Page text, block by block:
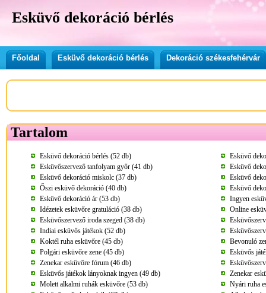
Esküvő dekoráció bérlés
Főoldal Esküvő dekoráció bérlés Dekoráció székesfehérvár
Tartalom
Esküvő dekoráció bérlés (52 db)
Esküvő
Esküvőszervező tanfolyam győr (41 db)
Esküvő
Esküvő dekoráció miskolc (37 db)
Esküvő
Őszi esküvő dekoráció (40 db)
Esküvő
Esküvő dekoráció ár (53 db)
Ingyen
Idézetek esküvőre gratuláció (38 db)
Online
Esküvőszervező iroda szeged (38 db)
Indiai esküvős játékok (52 db)
Koktél ruha esküvőre (45 db)
Bevonuló
Polgári esküvőre zene (45 db)
Esküvős
Zenekar esküvőre fórum (46 db)
Esküvős játékok lányoknak ingyen (49 db)
Zenekar
Molett alkalmi ruhák esküvőre (53 db)
Nyári ruha